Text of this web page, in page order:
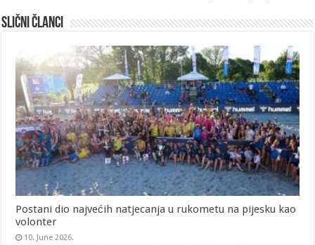
Slični članci
Postani dio najvećih natjecanja u rukometu na pijesku kao
volonter
10. June 2026.